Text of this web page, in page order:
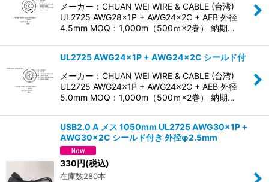
メーカー：CHUAN WEI WIRE & CABLE (台湾)
UL2725 AWG28×1P + AWG24×2C + AEB 外径
4.5mm MOQ：1,000m（500ｍ×2巻） 納期…
UL2725 AWG24×1P + AWG24×2C シールド付
メーカー：CHUAN WEI WIRE & CABLE (台湾)
UL2725 AWG24×1P + AWG24×2C + AEB 外径
5.0mm MOQ：1,000m（500ｍ×2巻） 納期…
USB2.0 A メス 1050mm UL2725 AWG30×1P＋
AWG30×2C シールド付き 外径φ2.5mm
330円(税込)
在庫数280本